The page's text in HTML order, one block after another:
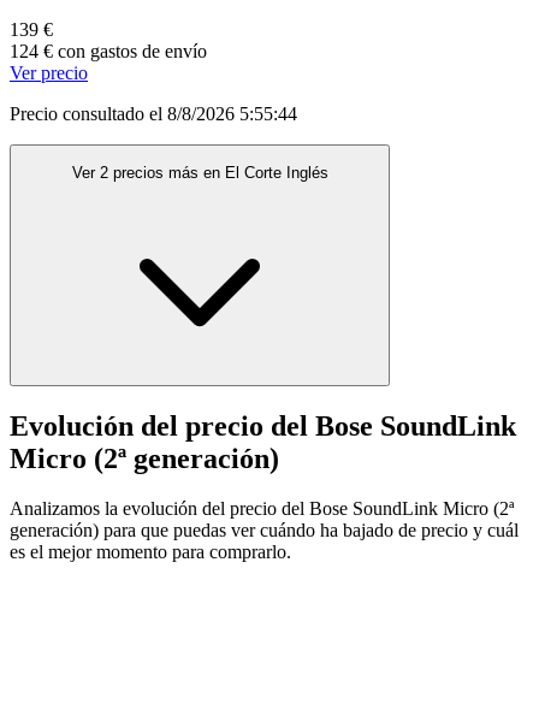
139 €
124 € con gastos de envío
Ver precio
Precio consultado el 8/8/2026 5:55:44
Ver 2 precios más en El Corte Inglés
Evolución del precio del Bose SoundLink
Micro (2ª generación)
Analizamos la evolución del precio del Bose SoundLink Micro (2ª
generación) para que puedas ver cuándo ha bajado de precio y cuál
es el mejor momento para comprarlo.